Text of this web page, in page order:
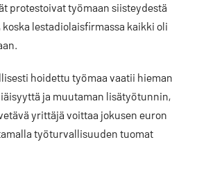
protestoivat työmaan siisteydestä
lestadiolaisfirmassa kaikki oli
hoidettu työmaa vaatii hieman
ja muutaman lisätyötunnin,
yrittäjä voittaa jokusen euron
työturvallisuuden tuomat